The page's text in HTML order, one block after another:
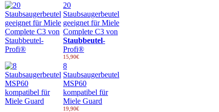
20
Staubsaugerbeutel
geeignet für Miele
Complete C3 von
Staubbeutel-
Profi®
15,90€
8
Staubsaugerbeutel
MSP60
kompatibel für
Miele Guard
19,90€